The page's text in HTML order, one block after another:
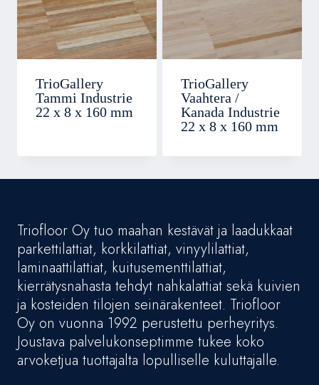
TrioGallery
Tammi Industrie
22 x 8 x 160 mm
TrioGallery
Vaahtera /
Kanada Industrie
22 x 8 x 160 mm
Triofloor Oy tuo maahan kestävät ja laadukkaat
parkettilattiat, korkkilattiat, vinyylilattiat,
laminaattilattiat, kuitusementtilattiat,
kierrätysnahasta tehdyt nahkalattiat sekä kuivien
ja kosteiden tilojen seinärakenteet. Triofloor
Oy on vuonna 1992 perustettu perheyritys.
Joustava palvelukonseptimme tukee koko
arvoketjua tuottajalta lopulliselle kuluttajalle.